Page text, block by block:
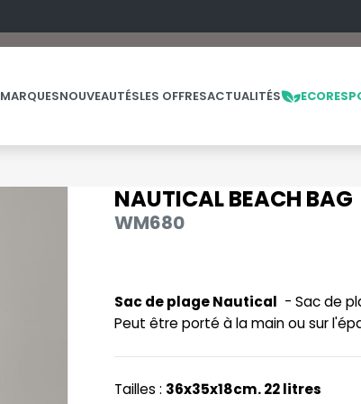
NOS PRODUITS
PANTALONS
PULL
LES MARQUES
LOOM
LOOM VINTAGE
MUMBLES
NEW GEN
NOUVEAUTÉSLES OFFRES
LES OFFRES
ACTUALITÉS
NAUTICAL BEACH BAG
WM680
Sac de plage Nautical - Sac de
Peut être porté à la main ou sur
Tailles : 36x35x18cm. 22 litres